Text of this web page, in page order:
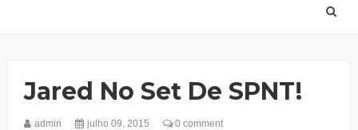
Jared No Set De SPNT!
admin julho 09, 2015 0 comment